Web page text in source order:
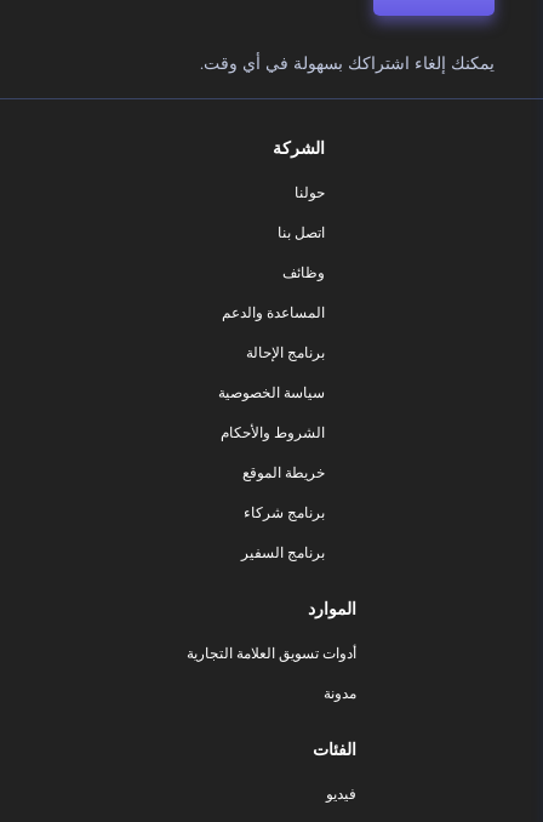
يمكنك إلغاء اشتراكك بسهولة في أي وقت.
الشركة
حولنا
اتصل بنا
وظائف
المساعدة والدعم
برنامج الإحالة
سياسة الخصوصية
الشروط والأحكام
خريطة الموقع
برنامج شركاء
برنامج السفير
الموارد
أدوات تسويق العلامة التجارية
مدونة
الفئات
فيديو